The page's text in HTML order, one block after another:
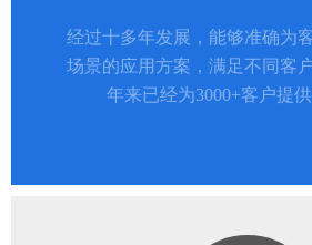
经过十多年发展，能够准确为
场景的应用方案，满足不同客
年来已经为3000+客户提供